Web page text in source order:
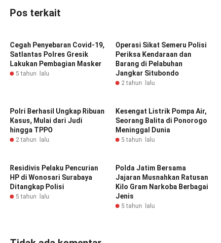
Pos terkait
Cegah Penyebaran Covid-19,
Satlantas Polres Gresik
Lakukan Pembagian Masker
5 tahun lalu
Operasi Sikat Semeru Polisi
Periksa Kendaraan dan
Barang di Pelabuhan
Jangkar Situbondo
2 tahun lalu
Polri Berhasil Ungkap Ribuan
Kasus, Mulai dari Judi
hingga TPPO
2 tahun lalu
Kesengat Listrik Pompa Air,
Seorang Balita di Ponorogo
Meninggal Dunia
5 tahun lalu
Residivis Pelaku Pencurian
HP di Wonosari Surabaya
Ditangkap Polisi
5 tahun lalu
Polda Jatim Bersama
Jajaran Musnahkan Ratusan
Kilo Gram Narkoba Berbagai
Jenis
5 tahun lalu